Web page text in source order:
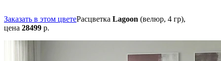
Заказать в этом цветеРасцветка Lagoon (велюр, 4 гр),
цена 28499 р.